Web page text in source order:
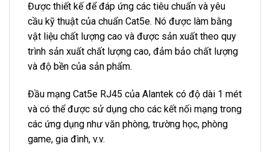
Được thiết kế để đáp ứng các tiêu chuẩn và yêu
cầu kỹ thuật của chuẩn Cat5e. Nó được làm bằng
vật liệu chất lượng cao và được sản xuất theo quy
trình sản xuất chất lượng cao, đảm bảo chất lượng
và độ bền của sản phẩm.
Đầu mạng Cat5e RJ45 của Alantek có độ dài 1 mét
và có thể được sử dụng cho các kết nối mạng trong
các ứng dụng như văn phòng, trường học, phòng
game, gia đình, v.v.